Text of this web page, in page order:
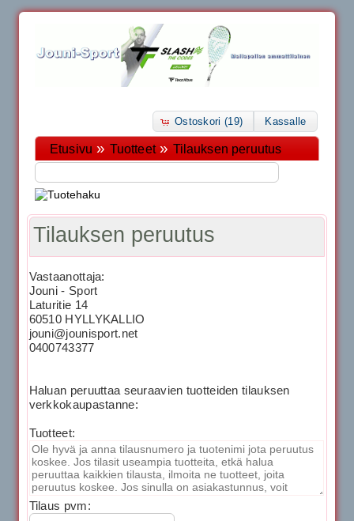
Ostoskori (19) Kassalle
Etusivu » Tuotteet» Tilauksen peruutus
Tilauksen peruutus
Vastaanottaja:
Jouni - Sport
Laturitie 14
60510 HYLLYKALLIO
jouni@jounisport.net
0400743377
Haluan peruuttaa seuraavien tuotteiden tilauksen
verkkokaupastanne:
Tuotteet:
Tilaus pvm: